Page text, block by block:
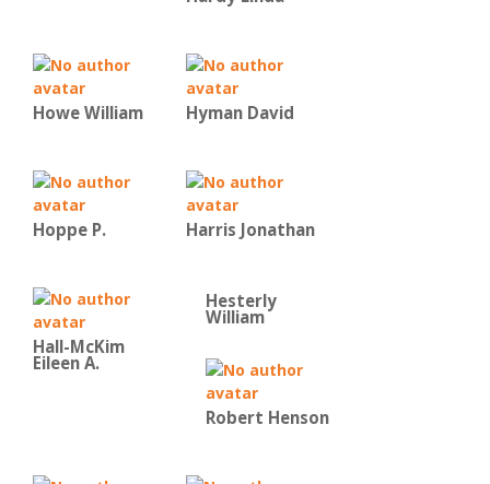
Howe William Hyman David
Hoppe P. Harris Jonathan
Hall-McKim
Eileen A.
Hesterly
William
Robert Henson